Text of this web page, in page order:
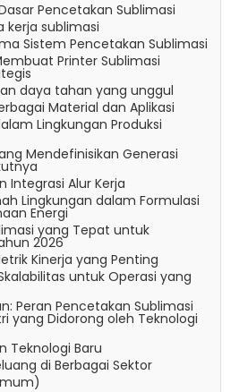
Pencetakan Sublimasi
kerja sublimasi
Sistem Pencetakan Sublimasi
Printer Sublimasi
daya tahan yang unggul
Material dan Aplikasi
Lingkungan Produksi
Mendefinisikan Generasi
Integrasi Alur Kerja
Lingkungan dalam Formulasi
Energi
yang Tepat untuk
2026
Kinerja yang Penting
untuk Operasi yang
Peran Pencetakan Sublimasi
yang Didorong oleh Teknologi
Teknologi Baru
di Berbagai Sektor